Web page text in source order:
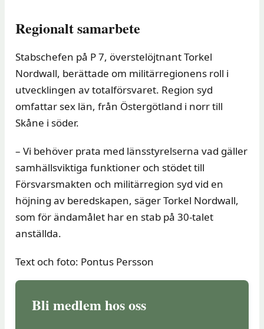
Regionalt samarbete
Stabschefen på P 7, överstelöjtnant Torkel
Nordwall, berättade om militärregionens roll i
utvecklingen av totalförsvaret. Region syd
omfattar sex län, från Östergötland i norr till
Skåne i söder.
– Vi behöver prata med länsstyrelserna vad gäller
samhällsviktiga funktioner och stödet till
Försvarsmakten och militärregion syd vid en
höjning av beredskapen, säger Torkel Nordwall,
som för ändamålet har en stab på 30-talet
anställda.
Text och foto: Pontus Persson
Bli medlem hos oss